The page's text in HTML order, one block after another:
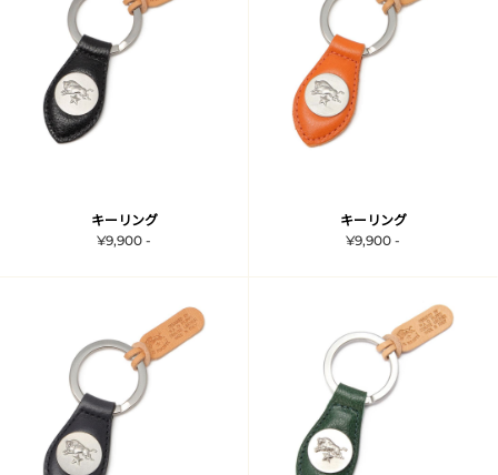
キーリング
¥9,900 -
キーリング
¥9,900 -